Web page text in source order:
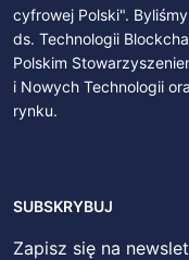
cyfrowej Polski".
ds. Technologii
Polskim
i Nowych Technologii
rynku.
SUBSKRYBUJ
Zapisz się na